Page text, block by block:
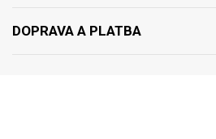
DOPRAVA A PLATBA